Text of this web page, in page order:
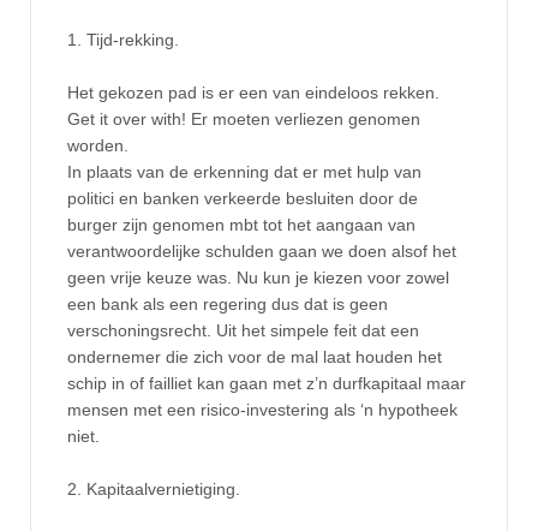
1. Tijd-rekking.
Het gekozen pad is er een van eindeloos rekken.
Get it over with! Er moeten verliezen genomen
worden.
In plaats van de erkenning dat er met hulp van
politici en banken verkeerde besluiten door de
burger zijn genomen mbt tot het aangaan van
verantwoordelijke schulden gaan we doen alsof het
geen vrije keuze was. Nu kun je kiezen voor zowel
een bank als een regering dus dat is geen
verschoningsrecht. Uit het simpele feit dat een
ondernemer die zich voor de mal laat houden het
schip in of failliet kan gaan met z’n durfkapitaal maar
mensen met een risico-investering als ‘n hypotheek
niet.
2. Kapitaalvernietiging.